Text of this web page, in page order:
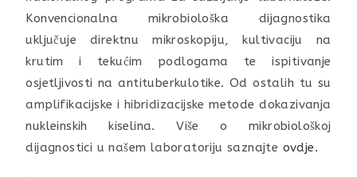
Konvencionalna mikrobiološka dijagnostika
uključuje direktnu mikroskopiju, kultivaciju na
krutim i tekućim podlogama te ispitivanje
osjetljivosti na antituberkulotike. Od ostalih tu su
amplifikacijske i hibridizacijske metode dokazivanja
nukleinskih kiselina. Više o mikrobiološkoj
dijagnostici u našem laboratoriju saznajte ovdje.